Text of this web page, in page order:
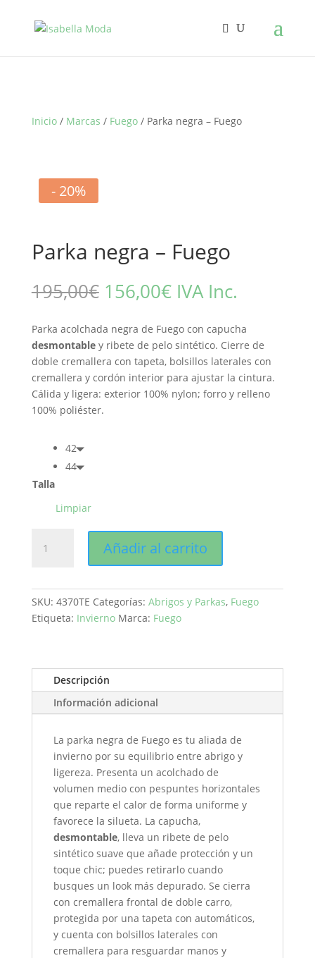
Inicio/ Marcas / Fuego/ Parka negra – Fuego
- 20%
Parka negra – Fuego
195,00€ El
precio
original
era:
195,00€.
156,00€El
precio
actual
es:
156,00€.
IVA Inc.
Parka acolchada negra de Fuego con capucha
desmontabley ribete de pelo sintético. Cierre de
doble cremallera con tapeta, bolsillos laterales con
cremallera y cordón interior para ajustar la cintura.
Cálida y ligera: exterior 100% nylon; forro y relleno
100% poliéster.
Talla
42
44
Limpiar
negra
cantidad
Añadir al carrito
SKU: 4370TE Categorías: Abrigos y Parkas, Fuego
Etiqueta: Invierno Marca: Fuego
Descripción
Información adicional
La parka negra de Fuego es tu aliada de
invierno por su equilibrio entre abrigo y
ligereza. Presenta un acolchado de
volumen medio con pespuntes horizontales
que reparte el calor de forma uniforme y
favorece la silueta. La capucha,
desmontable, lleva un ribete de pelo
sintético suave que añade protección y un
toque chic; puedes retirarlo cuando
busques un look más depurado. Se cierra
con cremallera frontal de doble carro,
protegida por una tapeta con automáticos,
y cuenta con bolsillos laterales con
cremallera para resguardar manos y